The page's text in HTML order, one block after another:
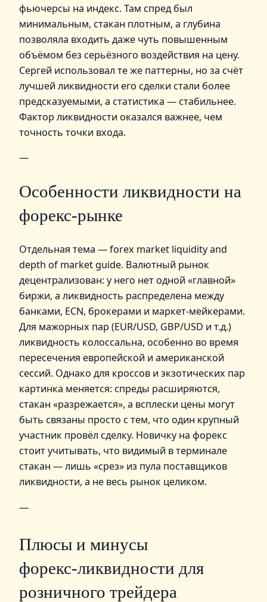
фьючерсы на индекс. Там спред был
минимальным, стакан плотным, а глубина
позволяла входить даже чуть повышенным
объёмом без серьёзного воздействия на цену.
Сергей использовал те же паттерны, но за счёт
лучшей ликвидности его сделки стали более
предсказуемыми, а статистика — стабильнее.
Фактор ликвидности оказался важнее, чем
точность точки входа.
—
Особенности ликвидности на
форекс‑рынке
Отдельная тема — forex market liquidity and
depth of market guide. Валютный рынок
децентрализован: у него нет одной «главной»
биржи, а ликвидность распределена между
банками, ECN, брокерами и маркет‑мейкерами.
Для мажорных пар (EUR/USD, GBP/USD и т.д.)
ликвидность колоссальна, особенно во время
пересечения европейской и американской
сессий. Однако для кроссов и экзотических пар
картинка меняется: спреды расширяются,
стакан «разрежается», а всплески цены могут
быть связаны просто с тем, что один крупный
участник провёл сделку. Новичку на форекс
стоит учитывать, что видимый в терминале
стакан — лишь «срез» из пула поставщиков
ликвидности, а не весь рынок целиком.
—
Плюсы и минусы
форекс‑ликвидности для
розничного трейдера